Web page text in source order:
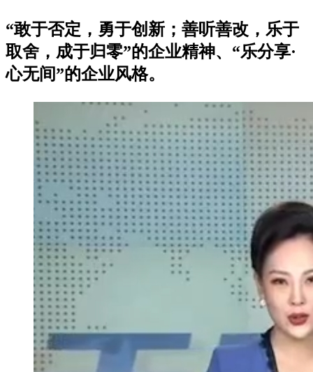
“敢于否定，勇于创新；善听善改，乐于
取舍，成于归零”的企业精神、“乐分享·
心无间”的企业风格。